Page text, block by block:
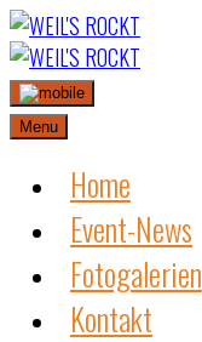
Skip
to
content
Menu
Home
Event-News
Fotogalerien
Kontakt